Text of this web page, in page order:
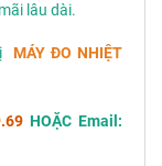
lâu dài.
MÁY ĐO NHIỆT
HOẶC Email: